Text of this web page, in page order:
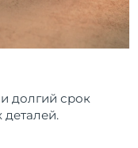
долгий срок